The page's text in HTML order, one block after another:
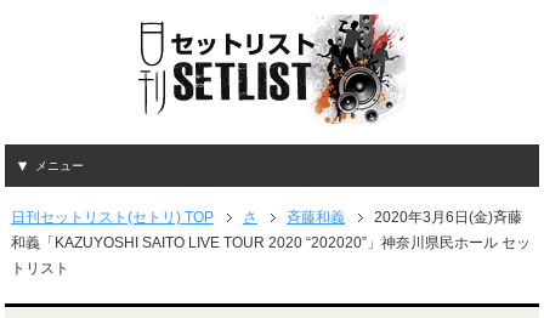
メニュー
日刊セットリスト(セトリ) TOP さ 斉藤和義
2020年3月6日(金)斉藤
和義「KAZUYOSHI SAITO LIVE TOUR 2020 “202020”」神奈川県民ホール セッ
トリスト